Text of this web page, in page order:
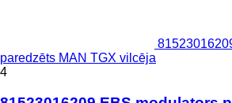
paredzēts MAN TGX vilcēja
4